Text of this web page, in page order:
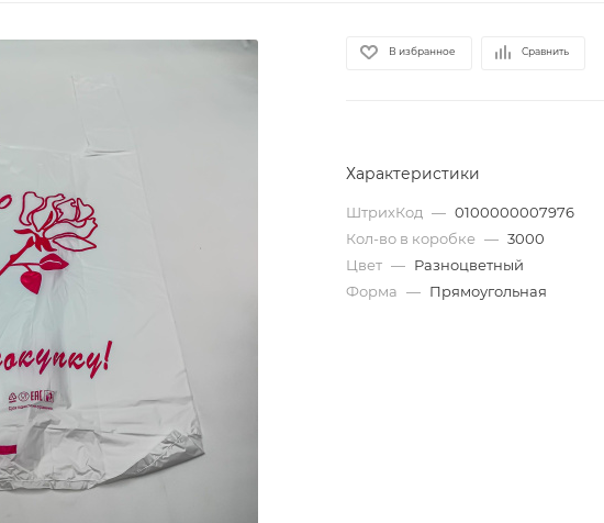
В избранное Сравнить
Характеристики
ШтрихКод — 0100000007976
Кол-во в коробке — 3000
Цвет — Разноцветный
Форма — Прямоугольная